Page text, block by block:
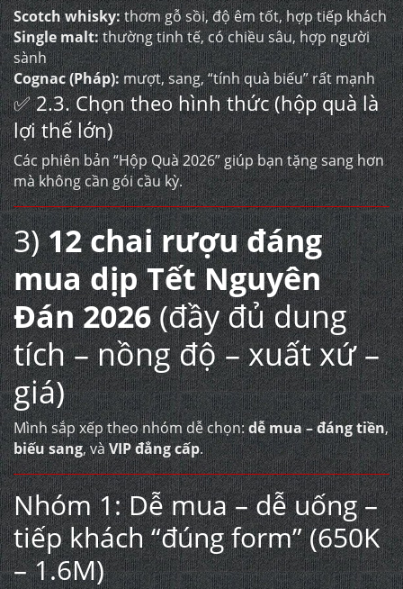
Scotch whisky:thơm gỗ sồi, độ êm tốt, hợp tiếp khách
Single malt:thường tinh tế, có chiều sâu, hợp người
sành
Cognac (Pháp):mượt, sang, “tính quà biếu” rất mạnh
✅ 2.3. Chọn theo hình thức (hộp quà là
lợi thế lớn)
Các phiên bản “Hộp Quà 2026” giúp bạn tặng sang hơn
mà không cần gói cầu kỳ.
3)12 chai rượu đáng
mua dịp Tết Nguyên
Đán 2026(đầy đủ dung
tích – nồng độ – xuất xứ –
giá)
Mình sắp xếp theo nhóm dễ chọn:dễ mua – đáng tiền,
biếu sang, vàVIP đẳng cấp.
Nhóm 1: Dễ mua – dễ uống –
tiếp khách “đúng form” (650K
– 1.6M)